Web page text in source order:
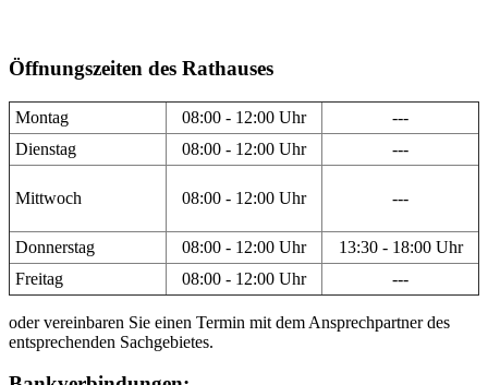
Öffnungszeiten des Rathauses
Montag 08:00 - 12:00 Uhr
---
Dienstag
08:00 - 12:00 Uhr ---
Mittwoch 08:00 - 12:00 Uhr ---
Donnerstag 08:00 - 12:00 Uhr
13:30 - 18:00 Uhr
Freitag
08:00 - 12:00 Uhr ---
oder vereinbaren Sie einen Termin mit dem Ansprechpartner des
entsprechenden Sachgebietes.